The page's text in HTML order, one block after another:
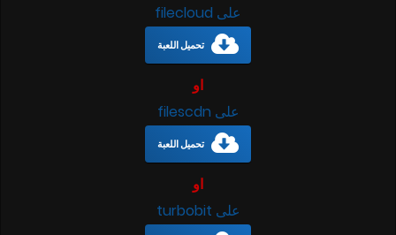
على filecloud
تحميل اللعبة
او
على filescdn
تحميل اللعبة
او
على turbobit